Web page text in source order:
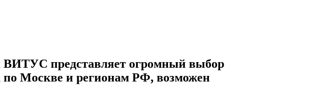
ВИТУС представляет огромный выбор
по Москве и регионам РФ, возможен